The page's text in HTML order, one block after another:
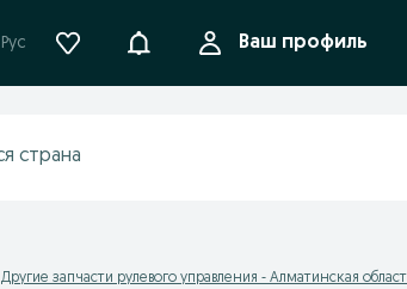
Рус УведомленияВаш профиль
Другие запчасти рулевого управления - Алматинская